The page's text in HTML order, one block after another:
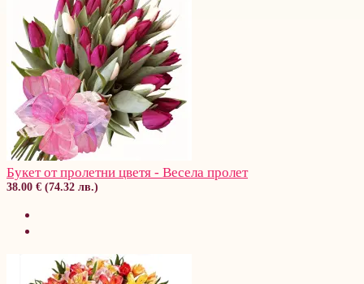
Букет от пролетни цветя - Весела пролет
38.00 € (74.32 лв.)